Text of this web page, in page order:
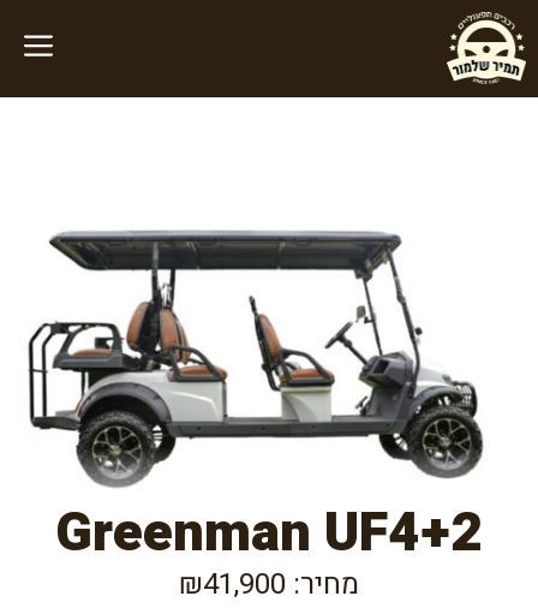
לדלג
לתוכן
Greenman UF4+2
מחיר: ₪41,900